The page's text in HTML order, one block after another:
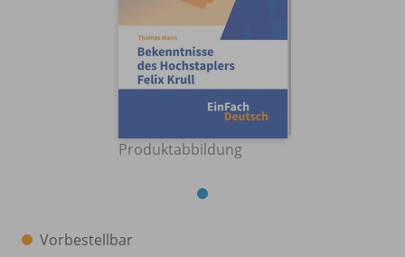
Produktabbildung
Vorbestellbar